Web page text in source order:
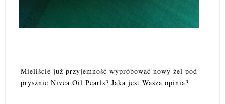
Mieliście już przyjemność wypróbować nowy żel pod
prysznic Nivea Oil Pearls? Jaka jest Wasza opinia?